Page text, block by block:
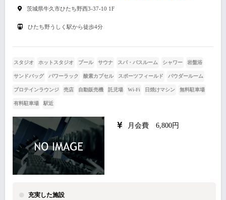
茨城県牛久市ひたち野西3-37-10 1F
ひたち野うしく駅から徒歩4分
スタジオ ホットスタジオ プール サウナ スパ・バスルーム シャワー 岩盤浴
サンドバッグ パワーラック 酸素カプセル スポーツフィールド パウダールーム
プロテインラウンジ 売店 自動販売機 託児場 Wi-Fi 日焼けマシン 無料駐車場
有料駐車場 駅近
月会費 6,800円
充実した施設